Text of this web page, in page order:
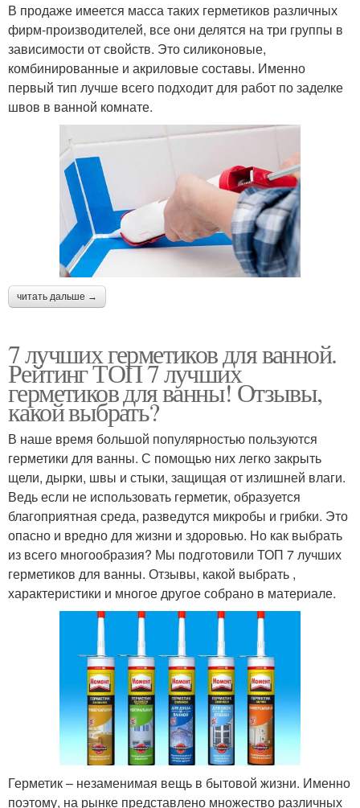
В продаже имеется масса таких герметиков различных
фирм-производителей, все они делятся на три группы в
зависимости от свойств. Это силиконовые,
комбинированные и акриловые составы. Именно
первый тип лучше всего подходит для работ по заделке
швов в ванной комнате.
читать дальше →
7 лучших герметиков для ванной.
Рейтинг ТОП 7 лучших
герметиков для ванны! Отзывы,
какой выбрать?
В наше время большой популярностью пользуются
герметики для ванны. С помощью них легко закрыть
щели, дырки, швы и стыки, защищая от излишней влаги.
Ведь если не использовать герметик, образуется
благоприятная среда, разведутся микробы и грибки. Это
опасно и вредно для жизни и здоровью. Но как выбрать
из всего многообразия? Мы подготовили ТОП 7 лучших
герметиков для ванны. Отзывы, какой выбрать ,
характеристики и многое другое собрано в материале.
Герметик – незаменимая вещь в бытовой жизни. Именно
поэтому, на рынке представлено множество различных